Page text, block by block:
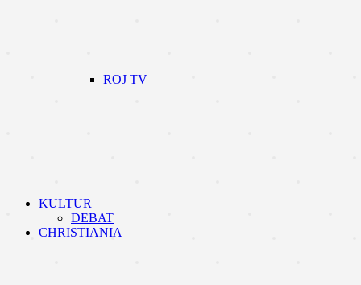
ROJ TV
KULTUR
DEBAT
CHRISTIANIA